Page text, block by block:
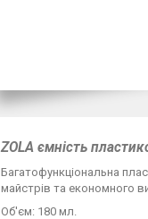
ZOLA ємність
Багатофункціональна
майстрів та економного
Об'єм: 180 мл.